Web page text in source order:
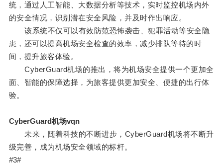
统，通过人工智能、大数据分析等技术，实时监控机场内外
的安全情况，识别潜在安全风险，并及时作出响应。
该系统不仅可以有效防范恐怖袭击、犯罪活动等安全隐
患，还可以提高机场安全检查的效率，减少排队等待的时
间，提升旅客体验。
CyberGuard机场的推出，将为机场安全提供一个更加全
面、智能的保障选择，为旅客提供更加安全、便捷的出行体
验。
CyberGuard机场vqn
未来，随着科技的不断进步，CyberGuard机场将不断升
级完善，成为机场安全领域的标杆。
#3#